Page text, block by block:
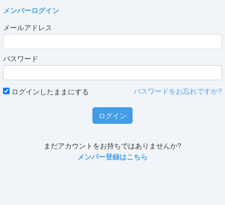
メンバーログイン
メールアドレス
パスワード
ログインしたままにする パスワードをお忘れですか?
ログイン
まだアカウントをお持ちではありませんか?
メンバー登録はこちら